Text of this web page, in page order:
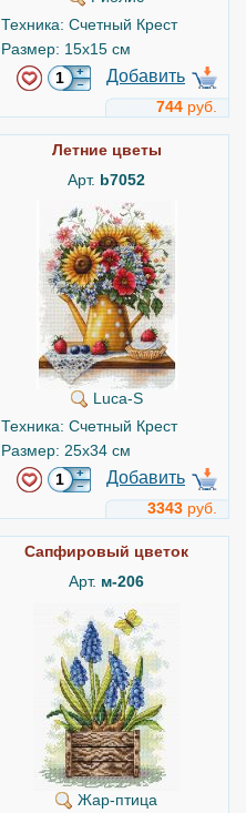
Техника: Счетный Крест
Размер: 15x15 см
Добавить
744 руб.
Летние цветы
Арт. b7052
Luca-S
Техника: Счетный Крест
Размер: 25x34 см
Добавить
3343 руб.
Сапфировый цветок
Арт. м-206
Жар-птица